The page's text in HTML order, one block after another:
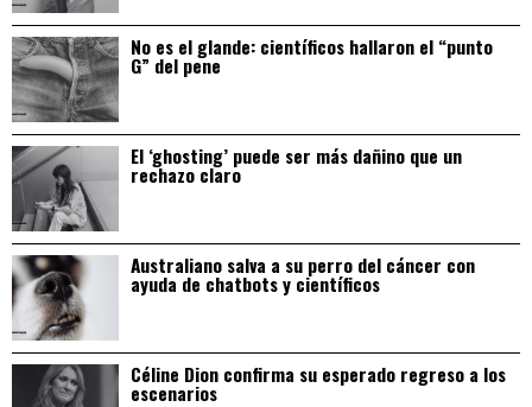
No es el glande: científicos hallaron el “punto
G” del pene
El ‘ghosting’ puede ser más dañino que un
rechazo claro
Australiano salva a su perro del cáncer con
ayuda de chatbots y científicos
Céline Dion confirma su esperado regreso a los
escenarios